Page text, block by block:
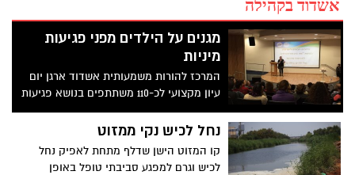
אשדוד בקהילה
מגנים על הילדים מפני פגיעות
מיניות
המרכז להורות משמעותית אשדוד ארגן יום
עיון מקצועי לכ-110 משתתפים בנושא פגיעות
מיניות בקרב ילדים ובני נוער. ביום העיון נטלו
חלק אנשי מקצוע, סטודנטים, מנחים, עובדים
בהתמכרויות ובאלימות.
נחל לכיש נקי ממזוט
קו המזוט הישן שדלף מתחת לאפיק נחל
לכיש וגרם למפגע סביבתי טופל באופן